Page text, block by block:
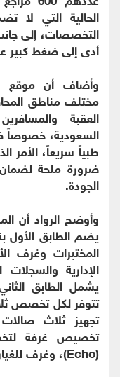
التخصصات، إلى
أدى إلى ضغط كبير
وأضاف أن موقع
مختلف مناطق
العقبة
السعودية، خصوصاً
طبياً سريعاً، الأمر
ضرورة ملحة
الجودة.
وأوضح الرواد أن
يضم الطابق
المختبرات وغرف
الإدارية
يشمل الطابق
تتوفر لكل تخصص
تجهيز ثلاث
تخصيص غرفة
(Echo)، وغرف للغيار والجبص، وغرفة عمليات مصغرة.